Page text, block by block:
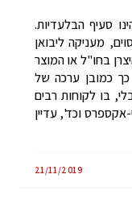
סעיף הבלעדיות.
מעניקה ליבואן
בחו"ל או המוצר
כך כמובן ערכה של
בו לקוחות רבים
אקספרס וכד', עדיין
21/11/2019